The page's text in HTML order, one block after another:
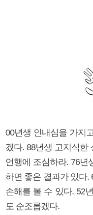
00년생 인내심을 가지
겠다. 88년생 고지식한
언행에 조심하라. 76년
하면 좋은 결과가 있다.
손해를 볼 수 있다. 52
도 순조롭겠다.